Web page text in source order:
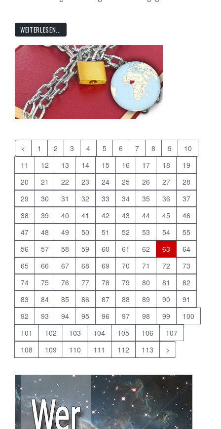
WEITERLESEN...
< 1 2 3 4 5 6 7 8 9
10
11
12 13 14 15 16 17 18
19
20
21 22 23 24 25 26 27
28
29
30 31 32 33 34 35 36
37
38
39 40 41 42 43 44 45
46
47
48 49 50 51 52 53 54
55
56
57 58 59 60 61 62 63
64
65
66 67 68 69 70 71 72
73
74
75 76 77 78 79 80 81
82
83
84 85 86 87 88 89 90
91
92
93 94 95 96 97 98 99
100
101
102 103 104 105 106
107
108
109 110 111 112 113 >